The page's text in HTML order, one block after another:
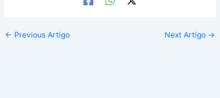
← Previous Artigo Next Artigo →